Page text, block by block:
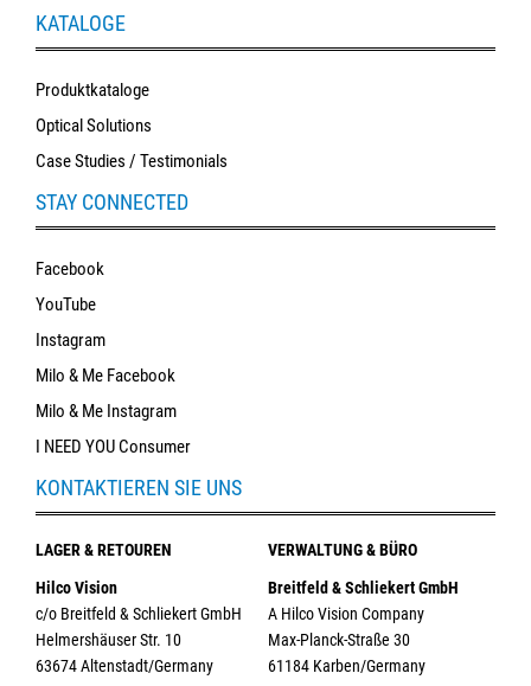
KATALOGE
Produktkataloge
Optical Solutions
Case Studies / Testimonials
STAY CONNECTED
Facebook
YouTube
Instagram
Milo & Me Facebook
Milo & Me Instagram
I NEED YOU Consumer
KONTAKTIEREN SIE UNS
LAGER & RETOUREN
Hilco Vision
c/o Breitfeld & Schliekert GmbH
Helmershäuser Str. 10
63674 Altenstadt/Germany
VERWALTUNG & BÜRO
Breitfeld & Schliekert GmbH
A Hilco Vision Company
Max-Planck-Straße 30
61184 Karben/Germany